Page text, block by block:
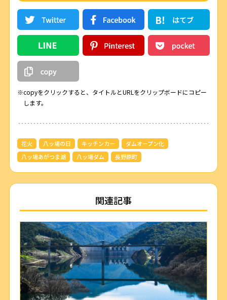
※copyをクリックすると、タイトルとURLをクリップボードにコピー
します。
花火 八ッ場の日 キッチンカー
ダムオープン化
八ッ場あがつま湖
八ッ場ダム 長野原町
関連記事